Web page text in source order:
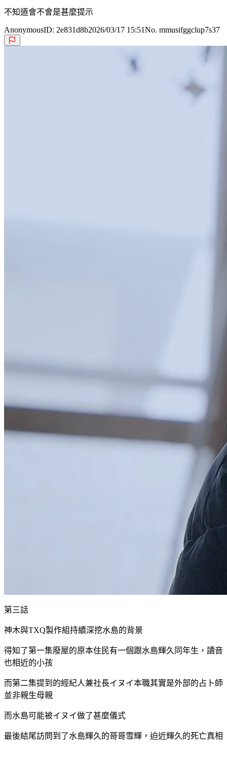
不知道會不會是甚麼提示
AnonymousID: 2e831d8b2026/03/17 15:51No. mmusifggclup7s37
第三話
神木與TXQ製作組持續深挖水島的背景
得知了第一集廢屋的原本住民有一個跟水島輝久同年生，讀音
也相近的小孩
而第二集提到的經紀人兼社長イヌイ本職其實是外部的占卜師
並非親生母親
而水島可能被イヌイ做了甚麼儀式
最後結尾訪問到了水島輝久的哥哥雪輝，迫近輝久的死亡真相